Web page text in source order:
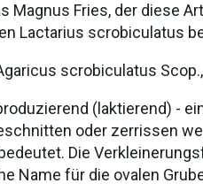
Magnus Fries, der diese
Lactarius scrobiculatus
scrobiculatus
(laktierend) -
oder zerrissen
Die
Name für die ovalen